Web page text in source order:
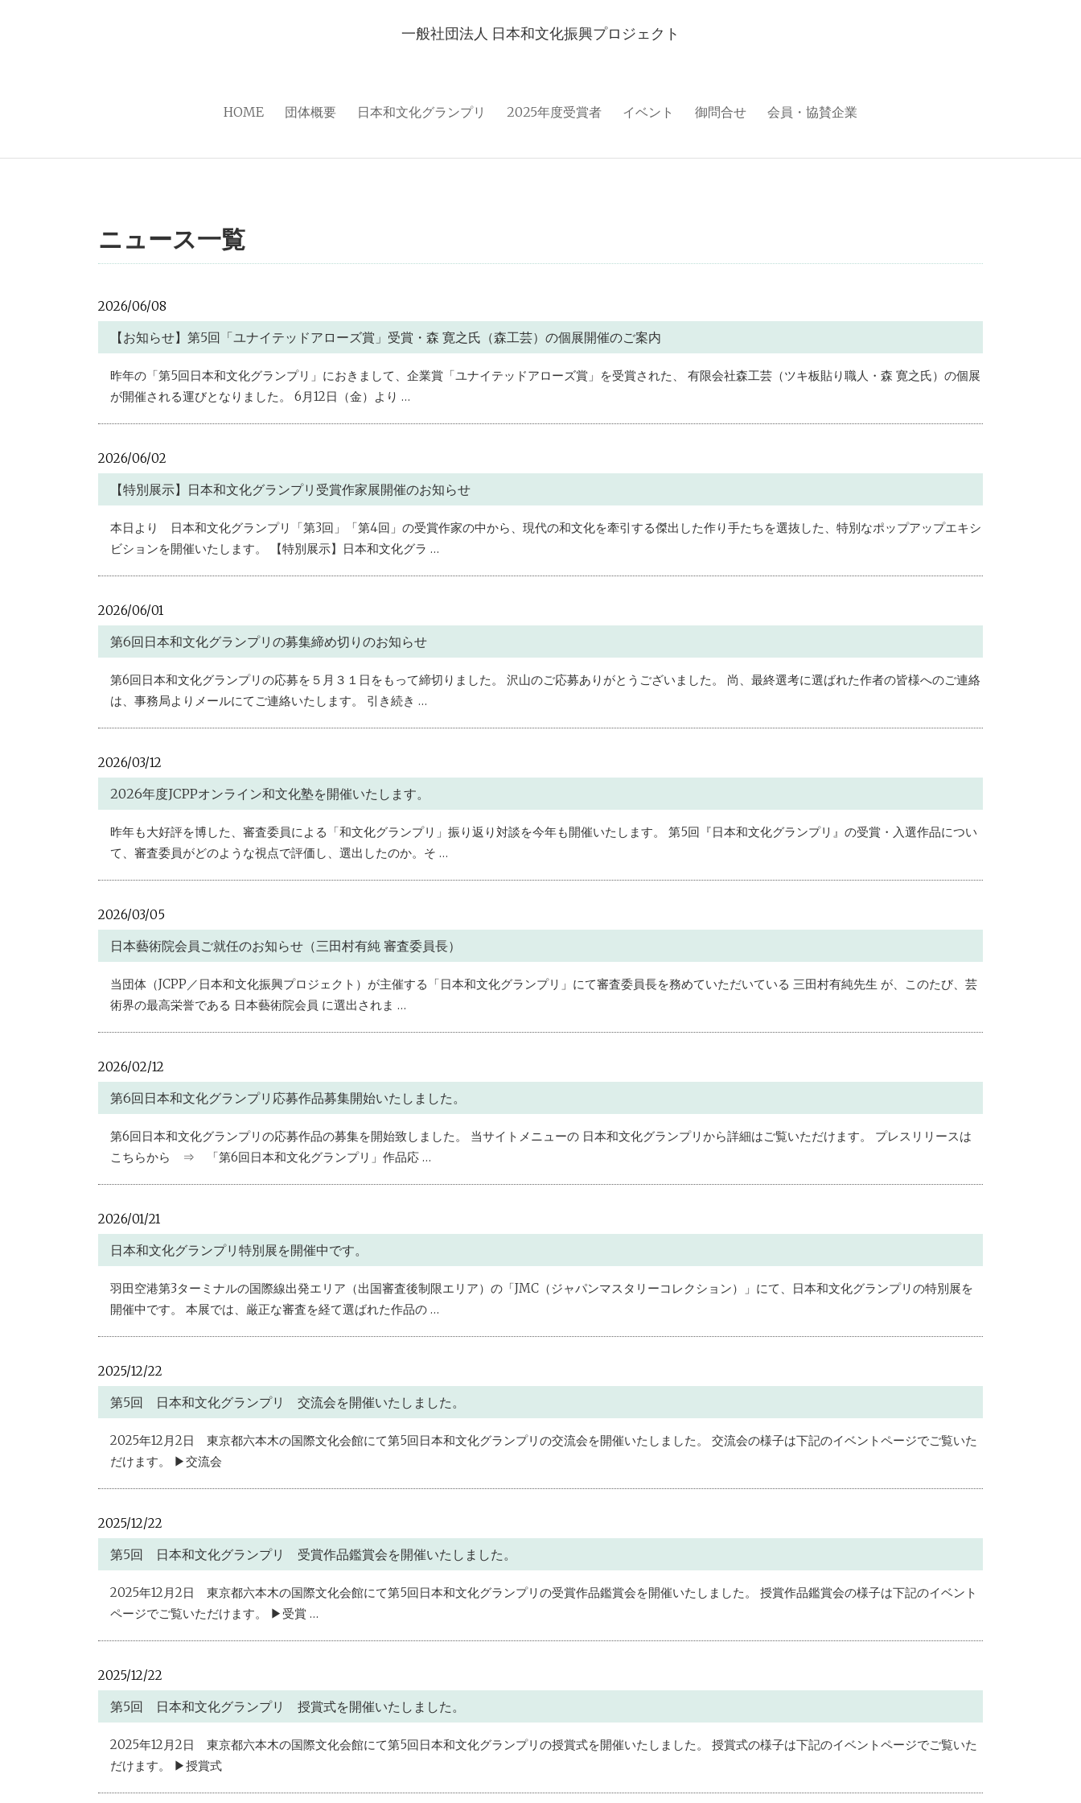
一般社団法人 日本和文化振興プロジェクト
HOME 団体概要 日本和文化グランプリ 2025年度受賞者 イベント 御問合せ 会員・協賛企業
ニュース一覧
2026/06/08
【お知らせ】第5回「ユナイテッドアローズ賞」受賞・森 寛之氏（森工芸）の個展開催のご案内
昨年の「第5回日本和文化グランプリ」におきまして、企業賞「ユナイテッドアローズ賞」を受賞された、 有限会社森工芸（ツキ板貼り職人・森 寛之氏）の個展
が開催される運びとなりました。 6月12日（金）より …
2026/06/02
【特別展示】日本和文化グランプリ受賞作家展開催のお知らせ
本日より 日本和文化グランプリ「第3回」「第4回」の受賞作家の中から、現代の和文化を牽引する傑出した作り手たちを選抜した、特別なポップアップエキシ
ビションを開催いたします。 【特別展示】日本和文化グラ …
2026/06/01
第6回日本和文化グランプリの募集締め切りのお知らせ
第6回日本和文化グランプリの応募を５月３１日をもって締切りました。 沢山のご応募ありがとうございました。 尚、最終選考に選ばれた作者の皆様へのご連絡
は、事務局よりメールにてご連絡いたします。 引き続き …
2026/03/12
2026年度JCPPオンライン和文化塾を開催いたします。
昨年も大好評を博した、審査委員による「和文化グランプリ」振り返り対談を今年も開催いたします。 第5回『日本和文化グランプリ』の受賞・入選作品につい
て、審査委員がどのような視点で評価し、選出したのか。そ …
2026/03/05
日本藝術院会員ご就任のお知らせ（三田村有純 審査委員長）
当団体（JCPP／日本和文化振興プロジェクト）が主催する「日本和文化グランプリ」にて審査委員長を務めていただいている 三田村有純先生 が、このたび、芸
術界の最高栄誉である 日本藝術院会員 に選出されま …
2026/02/12
第6回日本和文化グランプリ応募作品募集開始いたしました。
第6回日本和文化グランプリの応募作品の募集を開始致しました。 当サイトメニューの 日本和文化グランプリから詳細はご覧いただけます。 プレスリリースは
こちらから ⇒ 「第6回日本和文化グランプリ」作品応 …
2026/01/21
日本和文化グランプリ特別展を開催中です。
羽田空港第3ターミナルの国際線出発エリア（出国審査後制限エリア）の「JMC（ジャパンマスタリーコレクション）」にて、日本和文化グランプリの特別展を
開催中です。 本展では、厳正な審査を経て選ばれた作品の …
2025/12/22
第5回 日本和文化グランプリ 交流会を開催いたしました。
2025年12月2日 東京都六本木の国際文化会館にて第5回日本和文化グランプリの交流会を開催いたしました。 交流会の様子は下記のイベントページでご覧いた
だけます。 ▶交流会
2025/12/22
第5回 日本和文化グランプリ 受賞作品鑑賞会を開催いたしました。
2025年12月2日 東京都六本木の国際文化会館にて第5回日本和文化グランプリの受賞作品鑑賞会を開催いたしました。 授賞作品鑑賞会の様子は下記のイベント
ページでご覧いただけます。 ▶受賞 …
2025/12/22
第5回 日本和文化グランプリ 授賞式を開催いたしました。
2025年12月2日 東京都六本木の国際文化会館にて第5回日本和文化グランプリの授賞式を開催いたしました。 授賞式の様子は下記のイベントページでご覧いた
だけます。 ▶授賞式